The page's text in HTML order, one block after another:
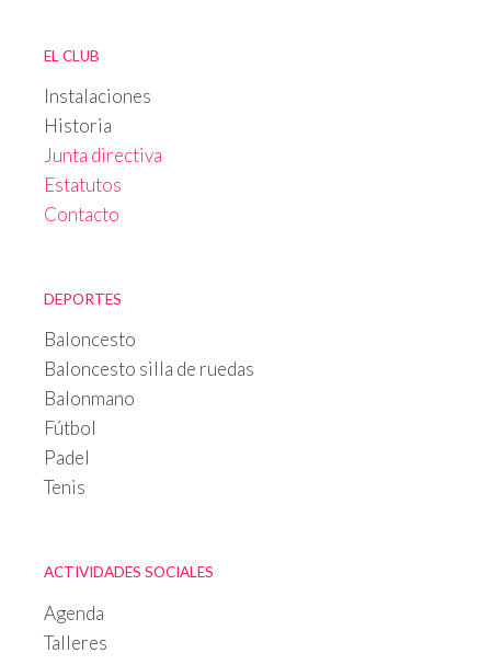
EL CLUB
Instalaciones
Historia
Junta directiva
Estatutos
Contacto
DEPORTES
Baloncesto
Baloncesto silla de ruedas
Balonmano
Fútbol
Padel
Tenis
ACTIVIDADES SOCIALES
Agenda
Talleres